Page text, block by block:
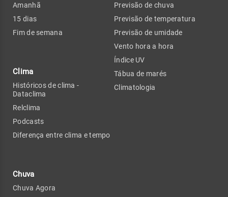
Amanhã
15 dias
Fim de semana
Clima
Históricos de clima -
Dataclima
Relclima
Podcasts
Diferença entre clima e tempo
Chuva
Chuva Agora
Previsão de chuva
Previsão de temperatura
Previsão de umidade
Vento hora a hora
Índice UV
Tábua de marés
Climatologia